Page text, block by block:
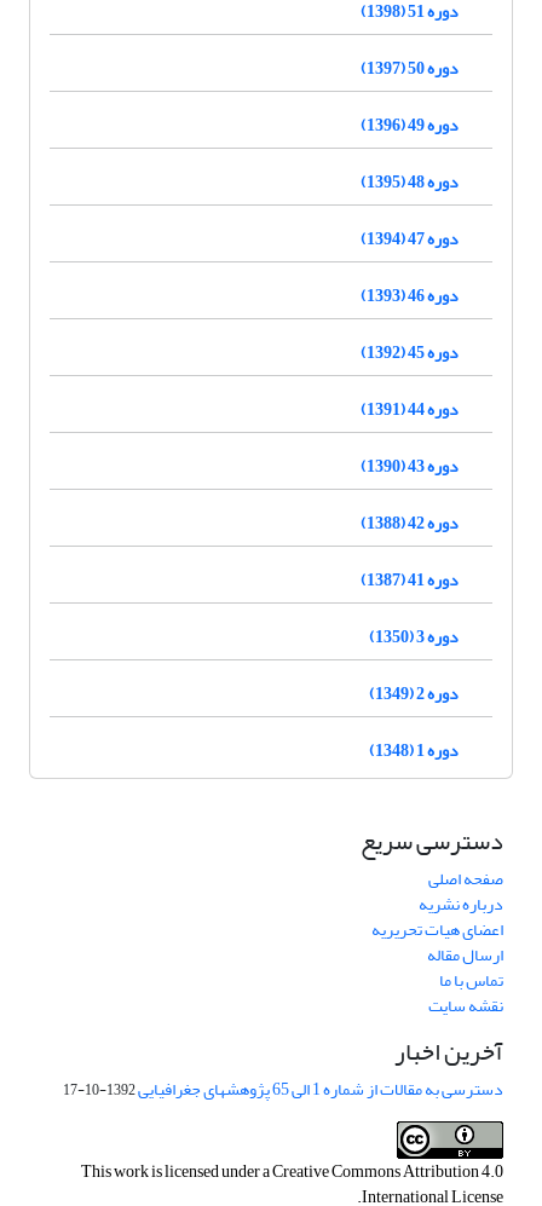
دوره 51 (1398)
دوره 50 (1397)
دوره 49 (1396)
دوره 48 (1395)
دوره 47 (1394)
دوره 46 (1393)
دوره 45 (1392)
دوره 44 (1391)
دوره 43 (1390)
دوره 42 (1388)
دوره 41 (1387)
دوره 3 (1350)
دوره 2 (1349)
دوره 1 (1348)
دسترسی سریع
صفحه اصلی
درباره نشریه
اعضای هیات تحریریه
ارسال مقاله
تماس با ما
نقشه سایت
آخرین اخبار
دسترسی به مقالات از شماره 1 الی 65 پژوهشهای جغرافیایی 1392-10-17
This work is licensed under aCreative Commons Attribution 4.0
International License
.